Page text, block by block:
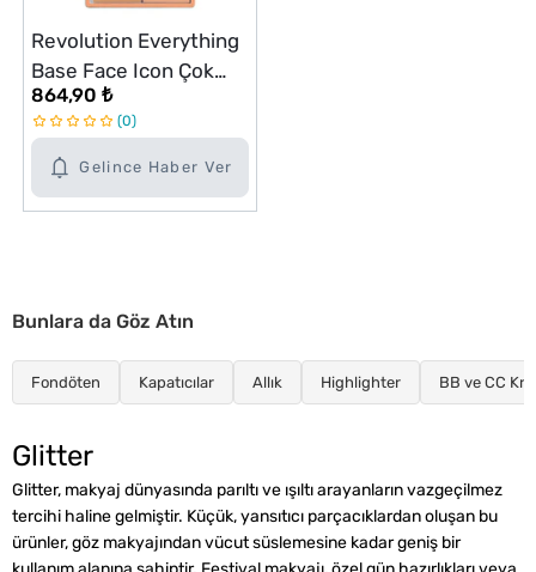
Gelince Haber Ver
Revolution Everything
Base Face Icon Çok
Amaçlı Ten Paleti Light
864,90 ₺
0
Bunlara da Göz Atın
Fondöten Kapatıcılar Allık Highlighter BB ve CC
Glitter
Glitter, makyaj dünyasında parıltı ve ışıltı arayanların vazgeçilmez
tercihi haline gelmiştir. Küçük, yansıtıcı parçacıklardan oluşan bu
ürünler, göz makyajından vücut süslemesine kadar geniş bir